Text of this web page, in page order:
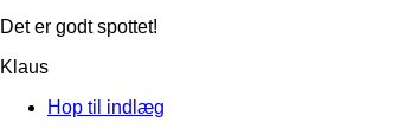
Det er godt spottet!
Klaus
Hop til indlæg